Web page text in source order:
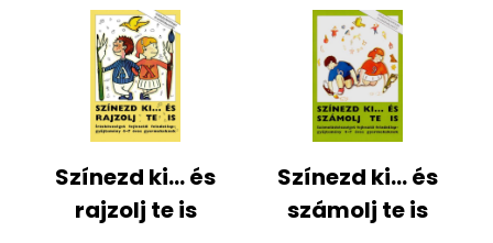
Színezd ki... és
rajzolj te is
Színezd ki... és
számolj te is